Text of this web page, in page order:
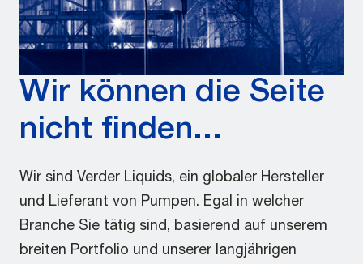
Wir können die Seite
nicht finden...
Wir sind Verder Liquids, ein globaler Hersteller
und Lieferant von Pumpen. Egal in welcher
Branche Sie tätig sind, basierend auf unserem
breiten Portfolio und unserer langjährigen